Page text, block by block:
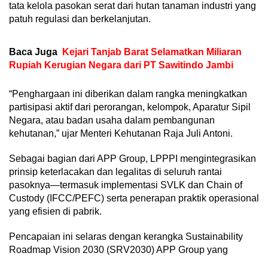
tata kelola pasokan serat dari hutan tanaman industri yang
patuh regulasi dan berkelanjutan.
Baca Juga
Kejari Tanjab Barat Selamatkan Miliaran
Rupiah Kerugian Negara dari PT Sawitindo Jambi
“Penghargaan ini diberikan dalam rangka meningkatkan
partisipasi aktif dari perorangan, kelompok, Aparatur Sipil
Negara, atau badan usaha dalam pembangunan
kehutanan,” ujar Menteri Kehutanan Raja Juli Antoni.
Sebagai bagian dari APP Group, LPPPI mengintegrasikan
prinsip keterlacakan dan legalitas di seluruh rantai
pasoknya—termasuk implementasi SVLK dan Chain of
Custody (IFCC/PEFC) serta penerapan praktik operasional
yang efisien di pabrik.
Pencapaian ini selaras dengan kerangka Sustainability
Roadmap Vision 2030 (SRV2030) APP Group yang